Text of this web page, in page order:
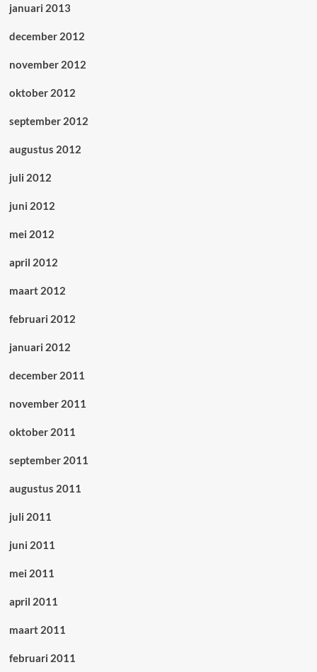
januari 2013
december 2012
november 2012
oktober 2012
september 2012
augustus 2012
juli 2012
juni 2012
mei 2012
april 2012
maart 2012
februari 2012
januari 2012
december 2011
november 2011
oktober 2011
september 2011
augustus 2011
juli 2011
juni 2011
mei 2011
april 2011
maart 2011
februari 2011